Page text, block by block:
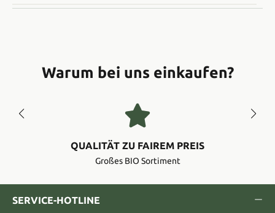
Warum bei uns einkaufen?
QUALITÄT ZU FAIREM PREIS
Großes BIO Sortiment
SERVICE-HOTLINE